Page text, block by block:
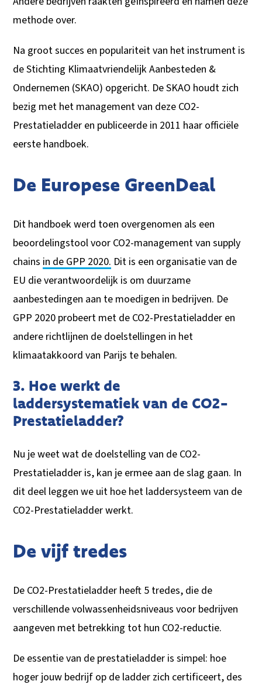
methode over.
Na groot succes en populariteit van het instrument is
de Stichting Klimaatvriendelijk Aanbesteden &
Ondernemen (SKAO) opgericht. De SKAO houdt zich
bezig met het management van deze CO2-
Prestatieladder en publiceerde in 2011 haar officiële
eerste handboek.
De Europese GreenDeal
Dit handboek werd toen overgenomen als een
beoordelingstool voor CO2-management van supply
chains in de GPP 2020. Dit is een organisatie van de
EU die verantwoordelijk is om duurzame
aanbestedingen aan te moedigen in bedrijven. De
GPP 2020 probeert met de CO2-Prestatieladder en
andere richtlijnen de doelstellingen in het
klimaatakkoord van Parijs te behalen.
3. Hoe werkt de
laddersystematiek van de CO2-
Prestatieladder?
Nu je weet wat de doelstelling van de CO2-
Prestatieladder is, kan je ermee aan de slag gaan. In
dit deel leggen we uit hoe het laddersysteem van de
CO2-Prestatieladder werkt.
De vijf tredes
De CO2-Prestatieladder heeft 5 tredes, die de
verschillende volwassenheidsniveaus voor bedrijven
aangeven met betrekking tot hun CO2-reductie.
De essentie van de prestatieladder is simpel: hoe
hoger jouw bedrijf op de ladder zich certificeert, des